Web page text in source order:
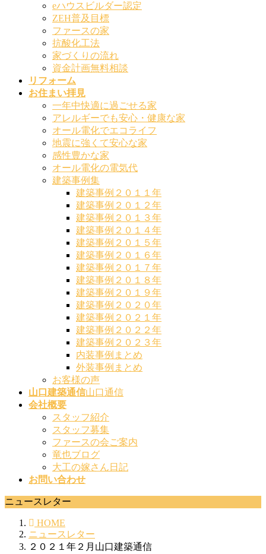
eハウスビルダー認定
ZEH普及目標
ファースの家
抗酸化工法
家づくりの流れ
資金計画無料相談
リフォーム
お住まい拝見
一年中快適に過ごせる家
アレルギーでも安心・健康な家
オール電化でエコライフ
地震に強くて安心な家
感性豊かな家
オール電化の電気代
建築事例集
建築事例２０１１年
建築事例２０１２年
建築事例２０１３年
建築事例２０１４年
建築事例２０１５年
建築事例２０１６年
建築事例２０１７年
建築事例２０１８年
建築事例２０１９年
建築事例２０２０年
建築事例２０２１年
建築事例２０２２年
建築事例２０２３年
内装事例まとめ
外装事例まとめ
お客様の声
山口建築通信山口通信
会社概要
スタッフ紹介
スタッフ募集
ファースの会ご案内
竜也ブログ
大工の嫁さん日記
お問い合わせ
ニュースレター
HOME
ニュースレター
２０２１年２月山口建築通信